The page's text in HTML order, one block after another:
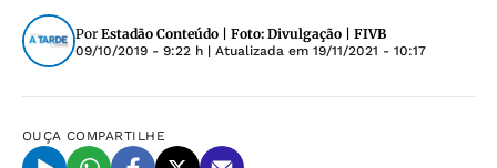
Por Estadão Conteúdo | Foto: Divulgação | FIVB
09/10/2019 - 9:22 h | Atualizada em 19/11/2021 - 10:17
OUÇA COMPARTILHE